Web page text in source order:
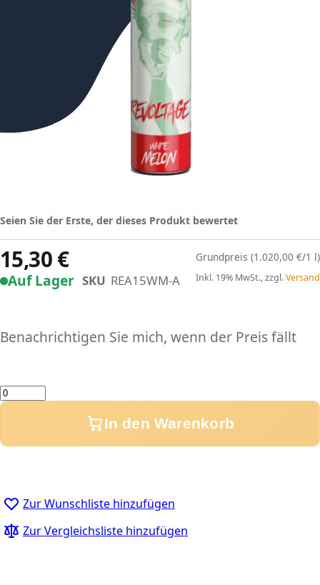
Auf Lager SKU REA15WM-A
Seien Sie der Erste, der dieses Produkt bewertet
15,30 € (1.020,00 €/1 l)
Inkl. 19% MwSt., zzgl.Versand
Benachrichtigen Sie mich, wenn der Preis fällt
Menge
In den Warenkorb
Zur Wunschliste hinzufügen
Zur Vergleichsliste hinzufügen